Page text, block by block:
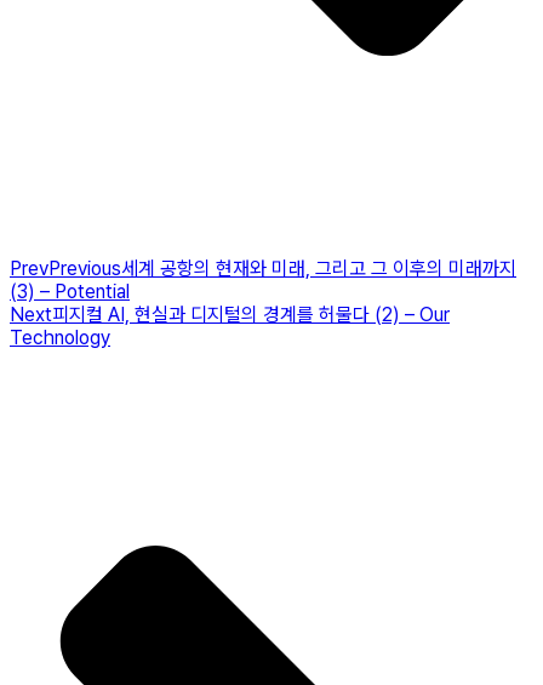
PrevPrevious세계 공항의 현재와 미래, 그리고 그 이후의 미래까지
(3) – Potential
Next피지컬 AI, 현실과 디지털의 경계를 허물다 (2) – Our
Technology